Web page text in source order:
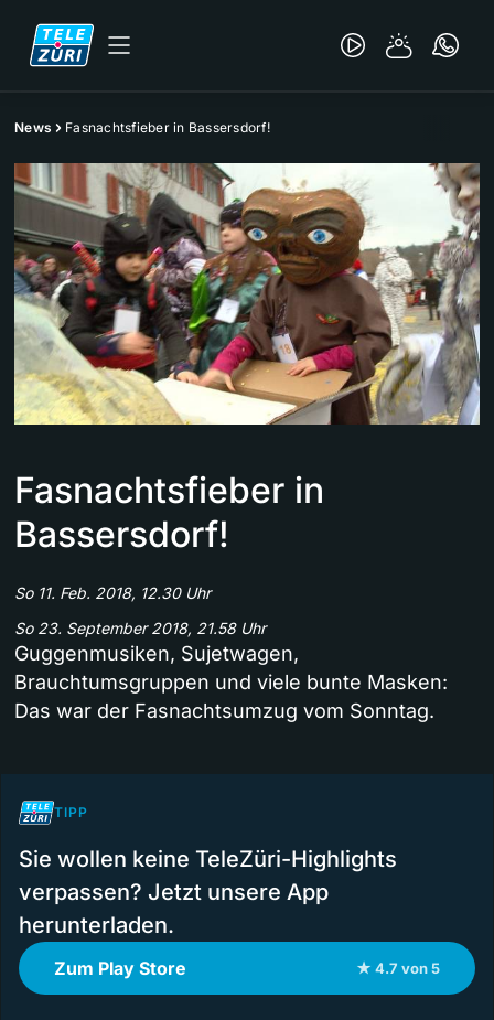
News Fasnachtsfieber in Bassersdorf!
Fasnachtsfieber in
Bassersdorf!
So 11. Feb. 2018, 12.30 Uhr
So 23. September 2018, 21.58 Uhr
Guggenmusiken, Sujetwagen,
Brauchtumsgruppen und viele bunte Masken:
Das war der Fasnachtsumzug vom Sonntag.
TIPP
Sie wollen keine TeleZüri-Highlights
verpassen? Jetzt unsere App
herunterladen.
Zum Play Store ★ 4.7 von 5